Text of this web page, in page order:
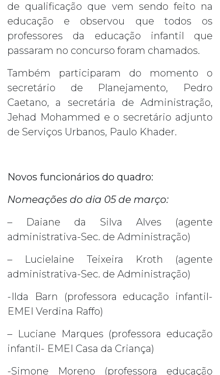
de qualificação que vem sendo feito na
educação e observou que todos os
professores da educação infantil que
passaram no concurso foram chamados.
Também participaram do momento o
secretário de Planejamento, Pedro
Caetano, a secretária de Administração,
Jehad Mohammed e o secretário adjunto
de Serviços Urbanos, Paulo Khader.
Novos funcionários do quadro:
Nomeações do dia 05 de março:
– Daiane da Silva Alves (agente
administrativa-Sec. de Administração)
– Lucielaine Teixeira Kroth (agente
administrativa-Sec. de Administração)
-Ilda Barn (professora educação infantil-
EMEI Verdina Raffo)
– Luciane Marques (professora educação
infantil- EMEI Casa da Criança)
-Simone Moreno (professora educação